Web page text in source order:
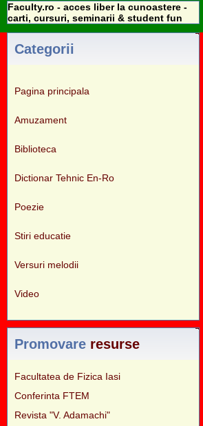
Faculty.ro - acces liber la cunoastere -
carti, cursuri, seminarii & student fun
Categorii
Pagina principala
Amuzament
Biblioteca
Dictionar Tehnic En-Ro
Poezie
Stiri educatie
Versuri melodii
Video
Promovare resurse
Facultatea de Fizica Iasi
Conferinta FTEM
Revista "V. Adamachi"